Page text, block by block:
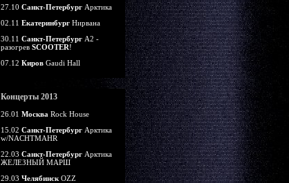
27.10 Санкт-Петербург Арктика
02.11 Екатеринбург Нирвана
30.11 Санкт-Петербург А2 -
разогрев SCOOTER!
07.12 Киров Gaudi Hall
Концерты 2013
26.01 Москва Rock House
15.02 Санкт-Петербург Арктика
w/NACHTMAHR
22.03 Санкт-Петербург Арктика
ЖЕЛЕЗНЫЙ МАРШ
29.03 Челябинск OZZ